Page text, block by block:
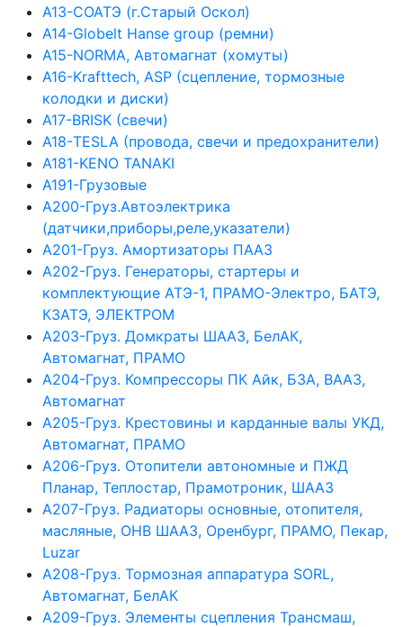
А13-СОАТЭ (г.Старый Оскол)
А14-Globelt Hanse group (ремни)
А15-NORMA, Автомагнат (хомуты)
А16-Krafttech, ASP (сцепление, тормозные
колодки и диски)
А17-BRISK (свечи)
А18-TESLA (провода, свечи и предохранители)
А181-KENO TANAKI
А191-Грузовые
А200-Груз.Автоэлектрика
(датчики,приборы,реле,указатели)
А201-Груз. Амортизаторы ПААЗ
А202-Груз. Генераторы, стартеры и
комплектующие АТЭ-1, ПРАМО-Электро, БАТЭ,
КЗАТЭ, ЭЛЕКТРОМ
А203-Груз. Домкраты ШААЗ, БелАК,
Автомагнат, ПРАМО
А204-Груз. Компрессоры ПК Айк, БЗА, ВААЗ,
Автомагнат
А205-Груз. Крестовины и карданные валы УКД,
Автомагнат, ПРАМО
А206-Груз. Отопители автономные и ПЖД
Планар, Теплостар, Прамотроник, ШААЗ
А207-Груз. Радиаторы основные, отопителя,
масляные, ОНВ ШААЗ, Оренбург, ПРАМО, Пекар,
Luzar
А208-Груз. Тормозная аппаратура SORL,
Автомагнат, БелАК
А209-Груз. Элементы сцепления Трансмаш,